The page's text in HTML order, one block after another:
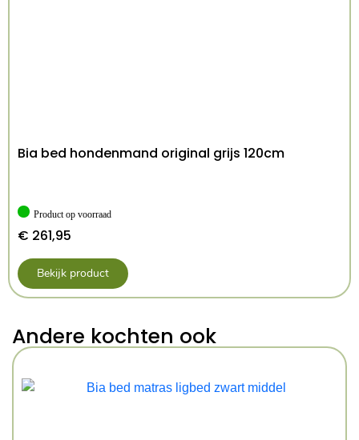
Bia bed hondenmand original grijs 120cm
Product op voorraad
€ 261,95
Bekijk product
Andere kochten ook